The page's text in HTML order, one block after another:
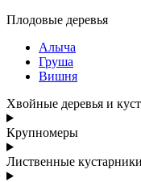
Плодовые деревья
Алыча
Груша
Вишня
Хвойные деревья и
Крупномеры
Лиственные кустарники